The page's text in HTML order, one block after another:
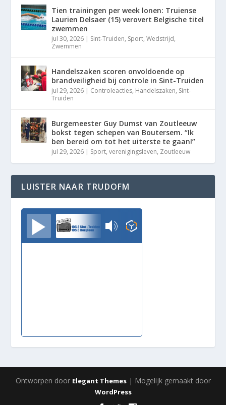
Tien trainingen per week lonen: Truiense
Laurien Delsaer (15) verovert Belgische titel
zwemmen
jul 30, 2026 Sint-Truiden, Sport,Wedstrijd,
Zwemmen
Handelszaken scoren onvoldoende op
brandveiligheid bij controle in Sint-Truiden
jul 29, 2026 Controleacties, Handelszaken, Sint-
Truiden
Burgemeester Guy Dumst van Zoutleeuw
bokst tegen schepen van Boutersem. “Ik
ben bereid om tot het uiterste te gaan!”
jul 29, 2026 Sport,verenigingsleven, Zoutleeuw
LUISTER NAAR TRUDOFM
TrudoFM
Ontworpen door Elegant Themes| Mogelijk gemaakt door
WordPress